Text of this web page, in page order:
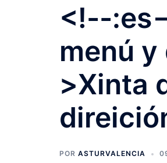
<!--
menú
>Xinta
POR ASTURVALENCIA